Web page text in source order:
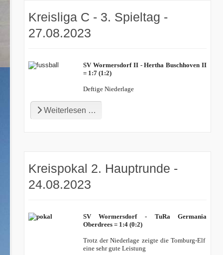
Kreisliga C - 3. Spieltag -
27.08.2023
SV Wormersdorf II - Hertha Buschhoven II
= 1:7 (1:2)
Deftige Niederlage
Weiterlesen …
Kreispokal 2. Hauptrunde -
24.08.2023
SV Wormersdorf - TuRa Germania
Oberdrees = 1:4 (0:2)
Trotz der Niederlage zeigte die Tomburg-Elf
eine sehr gute Leistung